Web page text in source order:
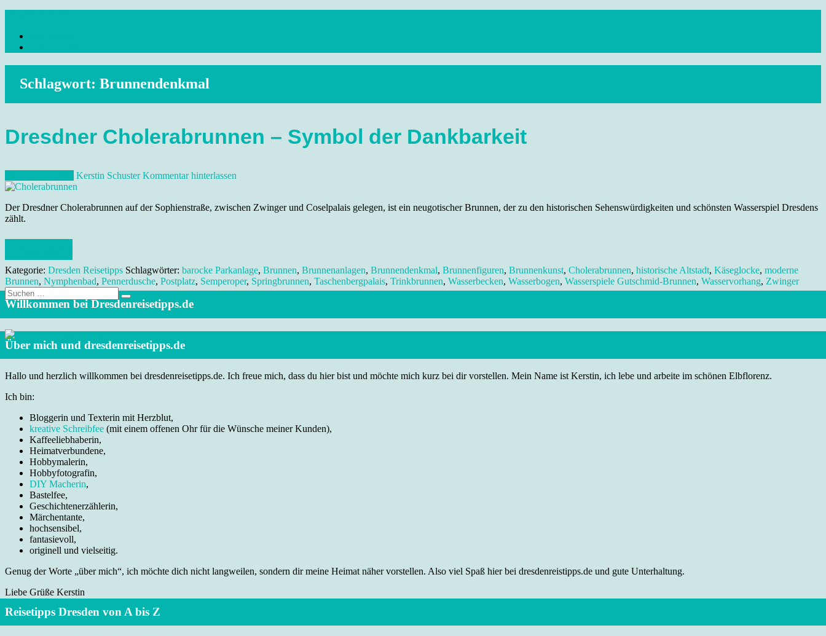
content
Reisetipps Dresden, Sehenswürdigkeiten, Ausflugsziele Sachsen, Veranstaltungen, Wandern, Kunst und Kultur im schönen Elbflorenz..
Schlagwort: Brunnendenkmal
Dresdner Cholerabrunnen – Symbol der Dankbarkeit
Kerstin Schuster Kommentar hinterlassen
Der Dresdner Cholerabrunnen auf der Sophienstraße, zwischen Zwinger und Coselpalais gelegen, ist ein neugotischer Brunnen, der zu den historischen Sehenswürdigkeiten und schönsten Wasserspiel Dresdens
zählt.
Kategorie: Dresden Reisetipps Schlagwörter: barocke Parkanlage, Brunnen, Brunnenanlagen, Brunnendenkmal, Brunnenfiguren, Brunnenkunst, Cholerabrunnen, historische Altstadt, Käseglocke, moderne
Brunnen, Nymphenbad, Pennerdusche, Postplatz, Semperoper, Springbrunnen, Taschenbergpalais, Trinkbrunnen, Wasserbecken, Wasserbogen, Wasserspiele Gutschmid-Brunnen, Wasservorhang, Zwinger
Suche
nach:
Willkommen bei Dresdenreisetipps.de
Über mich und dresdenreisetipps.de
Hallo und herzlich willkommen bei dresdenreisetipps.de. Ich freue mich, dass du hier bist und möchte mich kurz bei dir vorstellen. Mein Name ist Kerstin, ich lebe und arbeite im schönen Elbflorenz.
Ich bin:
Bloggerin und Texterin mit Herzblut,
kreative Schreibfee (mit einem offenen Ohr für die Wünsche meiner Kunden),
Kaffeeliebhaberin,
Heimatverbundene,
Hobbymalerin,
Hobbyfotografin,
DIY Macherin,
Bastelfee,
Geschichtenerzählerin,
Märchentante,
hochsensibel,
fantasievoll,
originell und vielseitig.
Genug der Worte „über mich“, ich möchte dich nicht langweilen, sondern dir meine Heimat näher vorstellen. Also viel Spaß hier bei dresdenreistipps.de und gute Unterhaltung.
Liebe Grüße Kerstin
Reisetipps Dresden von A bis Z